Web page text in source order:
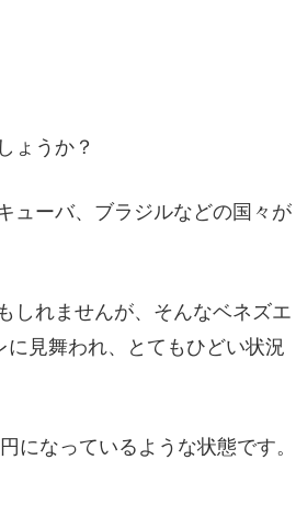
ょうか？
ューバ、ブラジルなどの国々が
しれませんが、そんなベネズエ
に見舞われ、とてもひどい状況
になっているような状態です。